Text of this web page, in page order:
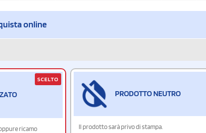
online
ricamo
SCELTO
PRODOTTO NEUTRO
Il prodotto sarà privo di stampa.